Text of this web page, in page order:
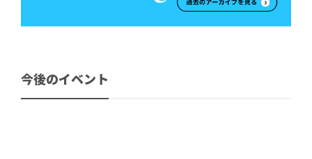
今後のイベント